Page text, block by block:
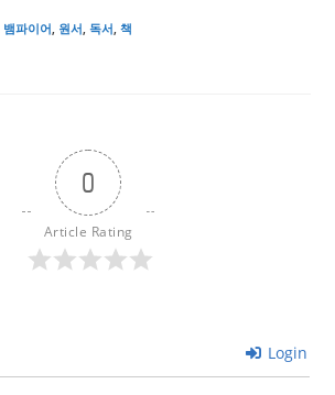
뱀파이어, 원서, 독서, 책
0
Article Rating
Login